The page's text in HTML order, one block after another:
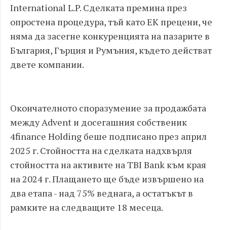
International L.P. Сделката премина през
опростена процедура, тъй като ЕК прецени, че
няма да засегне конкуренцията на пазарите в
България, Гърция и Румъния, където действат
двете компании.
Окончателното споразумение за продажбата
между Advent и досегашния собственик
4finance Holding беше подписано през април
2025 г. Стойността на сделката надхвърля
стойността на активите на TBI Bank към края
на 2024 г. Плащането ще бъде извършено на
два етапа - над 75% веднага, а остатъкът в
рамките на следващите 18 месеца.